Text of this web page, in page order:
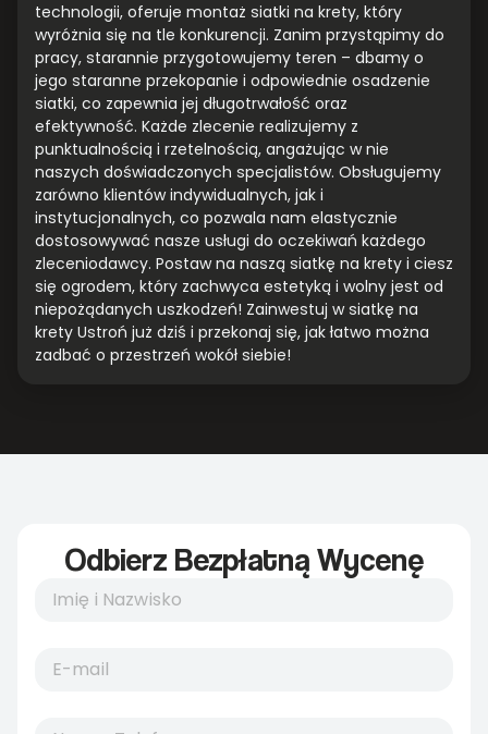
technologii, oferuje montaż siatki na krety, który
wyróżnia się na tle konkurencji. Zanim przystąpimy do
pracy, starannie przygotowujemy teren – dbamy o
jego staranne przekopanie i odpowiednie osadzenie
siatki, co zapewnia jej długotrwałość oraz
efektywność. Każde zlecenie realizujemy z
punktualnością i rzetelnością, angażując w nie
naszych doświadczonych specjalistów. Obsługujemy
zarówno klientów indywidualnych, jak i
instytucjonalnych, co pozwala nam elastycznie
dostosowywać nasze usługi do oczekiwań każdego
zleceniodawcy. Postaw na naszą siatkę na krety i ciesz
się ogrodem, który zachwyca estetyką i wolny jest od
niepożądanych uszkodzeń! Zainwestuj w siatkę na
krety Ustroń już dziś i przekonaj się, jak łatwo można
zadbać o przestrzeń wokół siebie!
Odbierz Bezpłatną Wycenę